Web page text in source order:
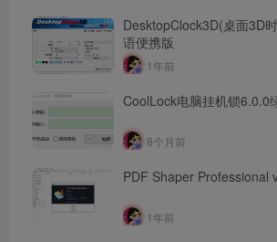
DesktopClock3D(桌面3D
语便携版
1年前
CoolLock电脑挂机锁6.0.0
8个月前
PDF Shaper Professional
1年前